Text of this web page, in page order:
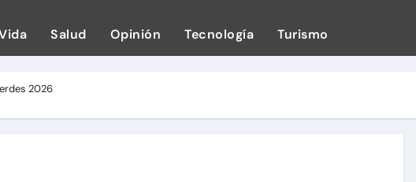
¡Descarga la app de Meridianbet y gana una jugada gratis en la Liga 1!
Salud Opinión Tecnología Turismo
2026